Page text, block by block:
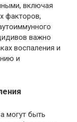
включая
факторов,
важно
воспаления и
и
могут быть